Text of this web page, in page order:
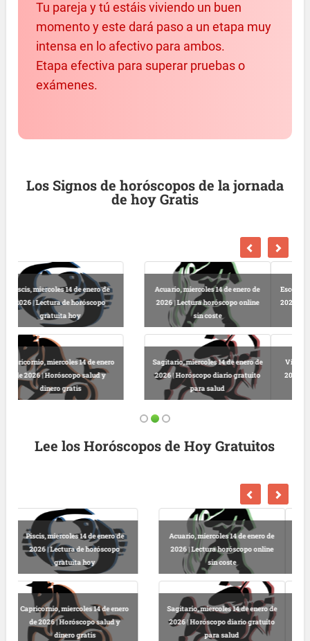
Tu pareja y tú estáis viviendo un buen
momento y este dará paso a un etapa muy
intensa en lo afectivo para ambos.
Etapa efectiva para superar pruebas o
exámenes.
Los Signos de horóscopos de la jornada
de hoy Gratis
Escorpio, miercoles 14 de enero de
2026 | Horóscopo gratis para hoy
online
Libra, miercoles 14 de enero de
2026 | Lectura horóscopo diario
gratuito
Virgo, miercoles 14 de enero de
2026 | Horóscopo completo sin
suscripción
Cáncer, miercoles 14 de enero de
2026 | Horóscopo completo online
sin registro
Lee los Horóscopos de Hoy Gratuitos
Escorpio, miercoles 14 de enero de
2026 | Horóscopo gratis para hoy
online
Libra, miercoles 14 de enero de
2026 | Lectura horóscopo diario
gratuito
Virgo, miercoles 14 de enero de
2026 | Horóscopo completo sin
suscripción
Cáncer, miercoles 14 de enero de
2026 | Horóscopo completo online
sin registro